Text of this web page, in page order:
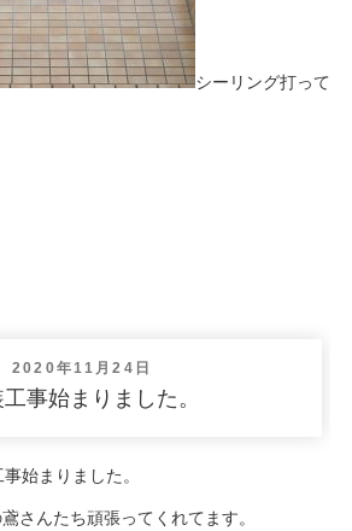
シーリング打って
投
稿
日:
2020年11月24日
事始まりました。
始まりました。
さんたち頑張ってくれてます。